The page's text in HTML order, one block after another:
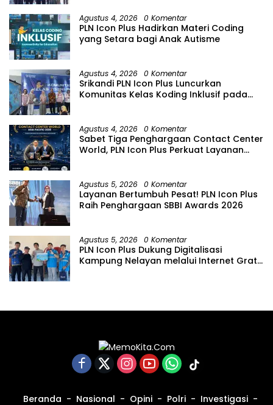
Agustus 4, 2026 0 Komentar
PLN Icon Plus Hadirkan Materi Coding
yang Setara bagi Anak Autisme
Agustus 4, 2026 0 Komentar
Srikandi PLN Icon Plus Luncurkan
Komunitas Kelas Koding Inklusif pada
Agustus 4, 2026 0 Komentar
Sabet Tiga Penghargaan Contact Center
World, PLN Icon Plus Perkuat Layanan
Agustus 5, 2026 0 Komentar
Layanan Bertumbuh Pesat! PLN Icon Plus
Raih Penghargaan SBBI Awards 2026
Agustus 5, 2026 0 Komentar
PLN Icon Plus Dukung Digitalisasi
Kampung Nelayan melalui Internet Gratis
Beranda Nasional Opini Polri Investigasi